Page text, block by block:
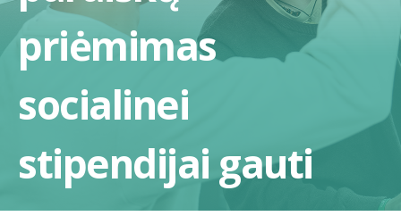
priėmimas
socialinei
stipendijai gauti